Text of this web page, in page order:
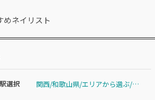
めネイリスト
選択 関西/和歌山県/エリアから選ぶ/和歌山市・岩出